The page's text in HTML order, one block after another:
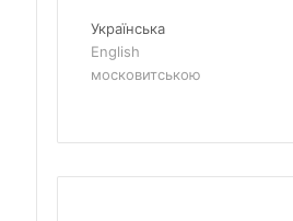
Українська
English
московитською